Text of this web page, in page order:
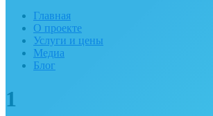
Главная
О проекте
Услуги и цены
Медиа
Блог
1